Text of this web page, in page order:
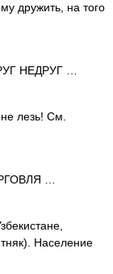
дружить, на того
НЕДРУГ …
лезь! См.
…
Население